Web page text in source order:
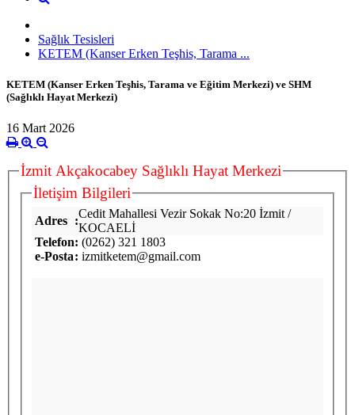
Sağlık Tesisleri
KETEM (Kanser Erken Teşhis, Tarama ...
KETEM (Kanser Erken Teşhis, Tarama ve Eğitim Merkezi) ve SHM
(Sağlıklı Hayat Merkezi)
16 Mart 2026
İzmit Akçakocabey Sağlıklı Hayat Merkezi
İletişim Bilgileri
Adres :
Cedit Mahallesi Vezir Sokak No:20 İzmit /
KOCAELİ
Telefon: (0262) 321 1803
e-Posta: izmitketem@gmail.com